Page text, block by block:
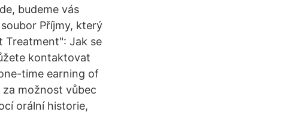
budeme vás
Příjmy, který
Treatment": Jak se
kontaktovat
time earning of
možnost vůbec
orální historie,